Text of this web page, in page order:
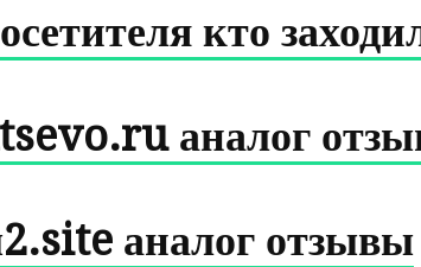
кто
аналог
аналог отзывы